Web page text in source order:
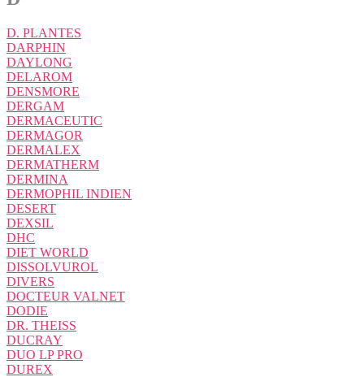
D. PLANTES
DARPHIN
DAYLONG
DELAROM
DENSMORE
DERGAM
DERMACEUTIC
DERMAGOR
DERMALEX
DERMATHERM
DERMINA
DERMOPHIL INDIEN
DESERT
DEXSIL
DHC
DIET WORLD
DISSOLVUROL
DIVERS
DOCTEUR VALNET
DODIE
DR. THEISS
DUCRAY
DUO LP PRO
DUREX